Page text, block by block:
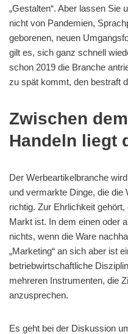
„Gestalten“. Aber lassen Sie
nicht von Pandemien,
geborenen, neuen
gilt es, sich ganz schnell
schon 2019 die Branche
zu spät kommt, den bestraft
Zwischen
Handeln liegt
Der Werbeartikelbranche
und vermarkte Dinge, die die
richtig. Zur Ehrlichkeit
Markt ist. In dem einen oder
nichts, wenn die Ware
„Marketing“ an sich aber ist
betriebwirtschaftliche
mehreren Instrumenten, die
anzusprechen.
Es geht bei der Diskussion